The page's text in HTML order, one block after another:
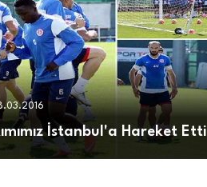
İstanbul'a Hareket Etti